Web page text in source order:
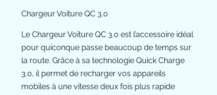
Chargeur Voiture QC 3.0
Le Chargeur Voiture QC 3.0 est l’accessoire idéal
pour quiconque passe beaucoup de temps sur
la route. Grâce à sa technologie Quick Charge
3.0, il permet de recharger vos appareils
mobiles à une vitesse deux fois plus rapide